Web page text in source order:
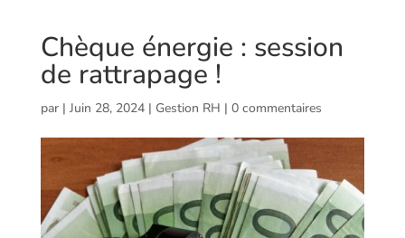
Chèque énergie : session
de rattrapage !
par | Juin 28, 2024| Gestion RH | 0 commentaires